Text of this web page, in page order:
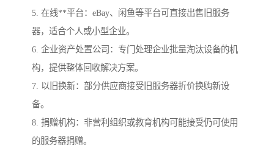
5. 在线**平台：eBay、闲鱼等平台可直接出售旧服务
器，适合个人或小型企业。
6. 企业资产处置公司：专门处理企业批量淘汰设备的机
构，提供整体回收解决方案。
7. 以旧换新：部分供应商接受旧服务器折价换购新设
备。
8. 捐赠机构：非营利组织或教育机构可能接受仍可使用
的服务器捐赠。